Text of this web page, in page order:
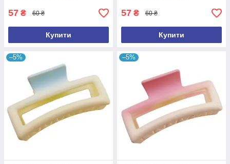
57 ₴ 60 ₴
Купити
57 ₴ 60 ₴
Купити
–5% –5%